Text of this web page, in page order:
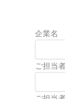
企業名
ご担当